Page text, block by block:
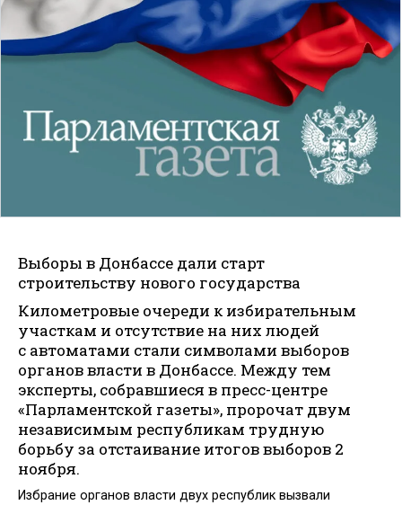
Выборы в Донбассе дали старт
строительству нового государства
Километровые очереди к избирательным
участкам и отсутствие на них людей
с автоматами стали символами выборов
органов власти в Донбассе. Между тем
эксперты, собравшиеся в пресс-центре
«Парламентской газеты», пророчат двум
независимым республикам трудную
борьбу за отстаивание итогов выборов 2
ноября.
Избрание органов власти двух республик вызвали